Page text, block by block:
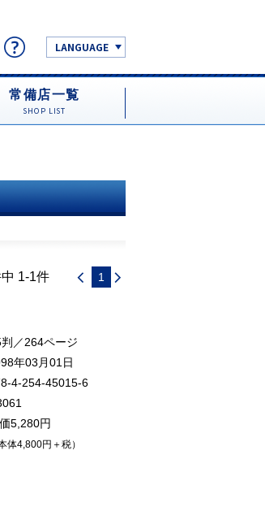
LANGUAGE
常備店一覧
SHOP LIST
1-1件 1
／264ページ
年03月01日
4-254-45015-6
5,280円
本体4,800円＋税）